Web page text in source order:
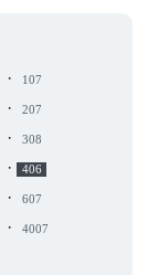
· 107
· 207
· 308
· 406
· 607
· 4007